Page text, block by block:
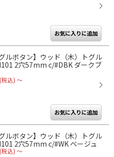
ルボタン】ウッド（木）トグル
2穴57mm c/#DBK ダークブ
込) ～
ルボタン】ウッド（木）トグル
2穴57mm c/#WK ベージュ
込) ～